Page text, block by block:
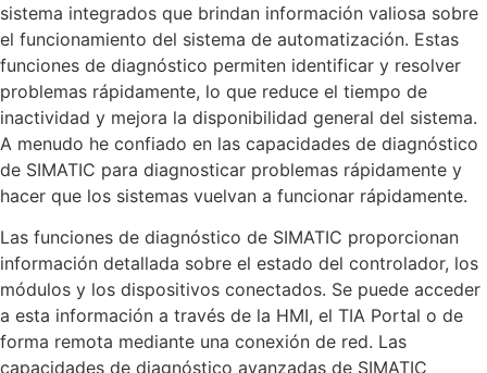
sistema integrados que brindan información valiosa sobre
el funcionamiento del sistema de automatización. Estas
funciones de diagnóstico permiten identificar y resolver
problemas rápidamente, lo que reduce el tiempo de
inactividad y mejora la disponibilidad general del sistema.
A menudo he confiado en las capacidades de diagnóstico
de SIMATIC para diagnosticar problemas rápidamente y
hacer que los sistemas vuelvan a funcionar rápidamente.
Las funciones de diagnóstico de SIMATIC proporcionan
información detallada sobre el estado del controlador, los
módulos y los dispositivos conectados. Se puede acceder
a esta información a través de la HMI, el TIA Portal o de
forma remota mediante una conexión de red. Las
capacidades de diagnóstico avanzadas de SIMATIC